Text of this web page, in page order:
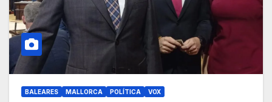
BALEARES MALLORCA POLÍTICA VOX